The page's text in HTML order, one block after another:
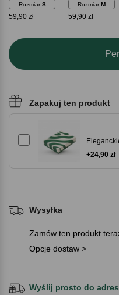
Rozmiar S
59,90 zł
Rozmiar M
59,90 zł
Zapakuj ten produkt
+24,90 zł
Wysyłka
Zamów ten produkt
Opcje dostaw >
Wyślij prosto do